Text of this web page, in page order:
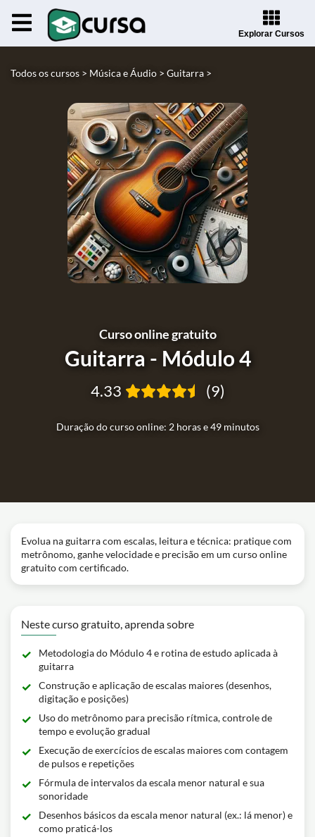
Explorar Cursos
Todos os cursos > Música e Áudio > Guitarra >
Curso online gratuito
Guitarra - Módulo 4
Duração do curso online: 2 horas e 49 minutos
4.33 (9)
Evolua na guitarra com escalas, leitura e técnica: pratique com
metrônomo, ganhe velocidade e precisão em um curso online
gratuito com certificado.
Neste curso gratuito, aprenda sobre
Metodologia do Módulo 4 e rotina de estudo aplicada à
guitarra
Construção e aplicação de escalas maiores (desenhos,
digitação e posições)
Uso do metrônomo para precisão rítmica, controle de
tempo e evolução gradual
Execução de exercícios de escalas maiores com contagem
de pulsos e repetições
Fórmula de intervalos da escala menor natural e sua
sonoridade
Desenhos básicos da escala menor natural (ex.: lá menor) e
como praticá-los